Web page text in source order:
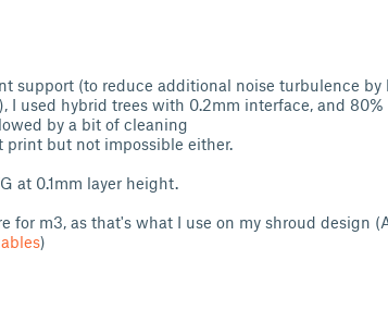
support (to reduce additional noise turbulence
I used hybrid trees with 0.2mm interface, and
by a bit of cleaning
print but not impossible either.
at 0.1mm layer height.
for m3, as that's what I use on my shroud design
)